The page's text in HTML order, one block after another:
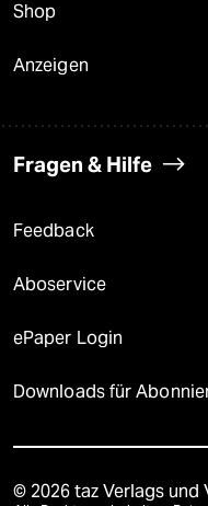
Shop
Anzeigen
Fragen & Hilfe
Feedback
Aboservice
ePaper Login
Downloads für
© 2026 taz Verlags und